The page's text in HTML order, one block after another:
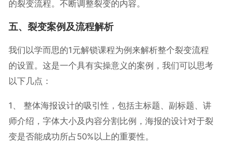
的裂变流程。不断调整裂变的内容。
五、裂变案例及流程解析
我们以学而思的1元解锁课程为例来解析整个裂变流程
的设置。这是一个具有实操意义的案例，我们可以思考
以下几点：
1、 整体海报设计的吸引性，包括主标题、副标题、讲
师介绍，字体大小及内容分割比例，海报的设计对于裂
变是否能成功所占50%以上的重要性。